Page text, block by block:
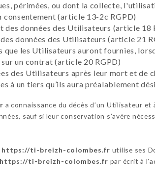
périmées, ou dont la collecte,
(article 13-2c RGPD)
données des Utilisateurs (article 18
données des Utilisateurs (article 21
les Utilisateurs auront fournies,
un contrat (article 20 RGPD)
des Utilisateurs après leur mort et de
à un tiers qu’ils aura préalablement
a connaissance du décès d’un Utilisateur
sauf si leur conservation s’avère
https://ti-breizh-colombes.fr utilise ses
https://ti-breizh-colombes.fr par écrit à